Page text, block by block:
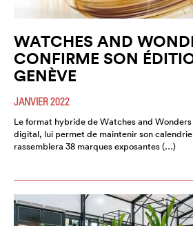
WATCHES AND
CONFIRME SON
GENÈVE
JANVIER 2022
Le format hybride de Watches and
digital, lui permet de maintenir son
rassemblera 38 marques exposantes (…)